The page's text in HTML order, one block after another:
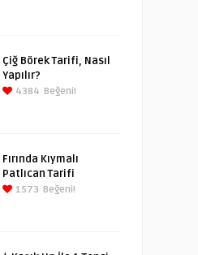
Çiğ Börek Tarifi, Nasıl
Yapılır?
4384 Beğeni!
Fırında Kıymalı
Patlıcan Tarifi
1573 Beğeni!